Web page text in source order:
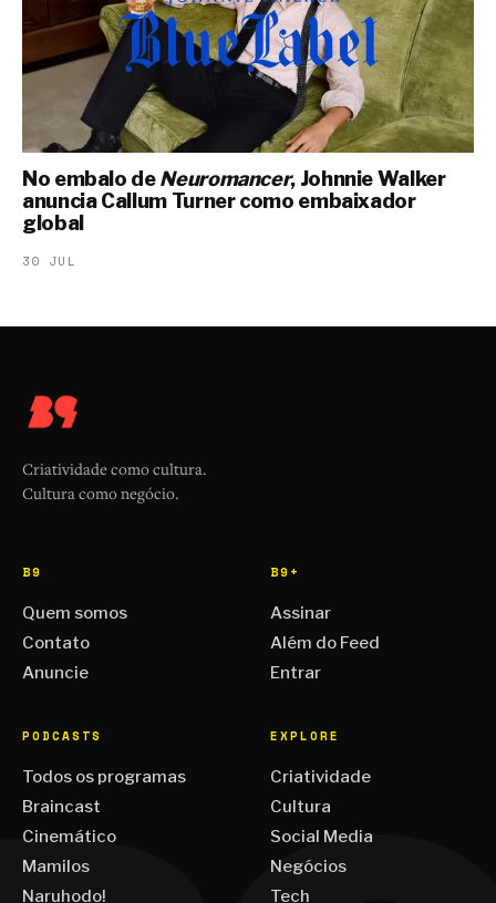
No embalo deNeuromancer, Johnnie Walker
anuncia Callum Turner como embaixador
global
30 JUL
Criatividade como cultura.
Cultura como negócio.
B9
Quem somos
Contato
Anuncie
B9+
Assinar
Além do Feed
Entrar
PODCASTS
Todos os programas
Braincast
Cinemático
Mamilos
Naruhodo!
EXPLORE
Criatividade
Cultura
Social Media
Negócios
Tech